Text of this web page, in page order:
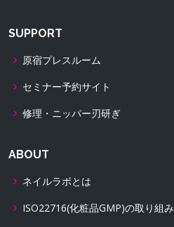
SUPPORT
原宿プレスルーム
セミナー予約サイト
修理・ニッパー刃研ぎ
ABOUT
ネイルラボとは
ISO22716(化粧品GMP)の取り組み